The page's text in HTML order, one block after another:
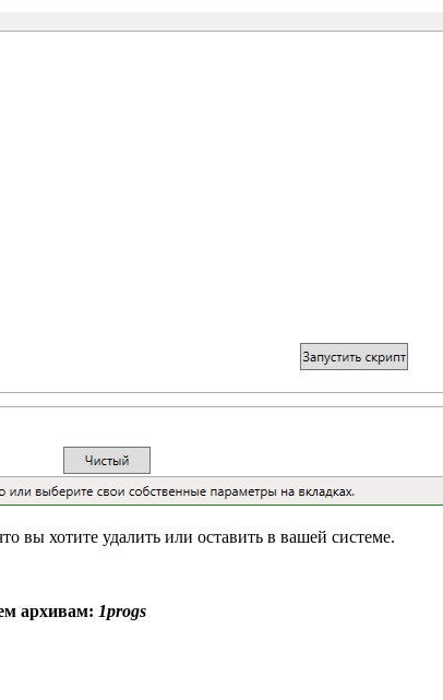
вы хотите удалить или оставить в вашей системе.
архивам: 1progs